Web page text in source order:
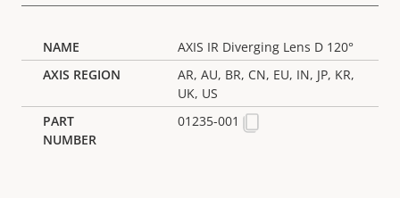
AXIS IR Diverging Lens D 120°
AR, AU, BR, CN, EU, IN, JP, KR,
UK, US
01235-001